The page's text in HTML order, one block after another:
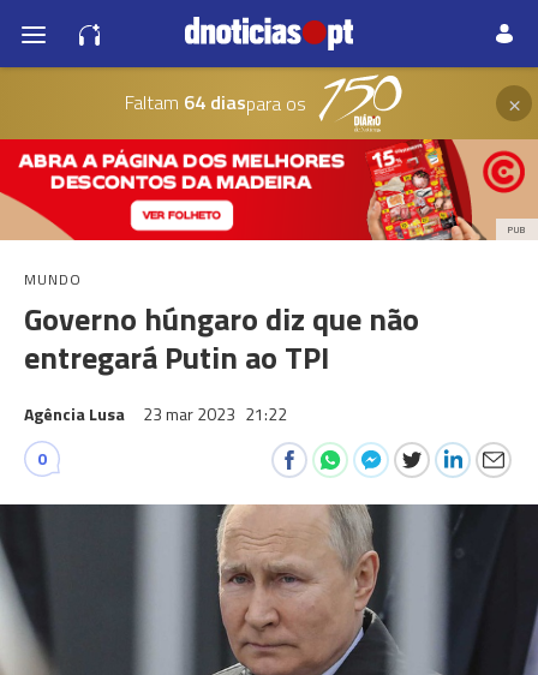
Faltam 64 diaspara os ×
PUB
MUNDO
Governo húngaro diz que não
entregará Putin ao TPI
Agência Lusa 23 mar 2023 21:22
0